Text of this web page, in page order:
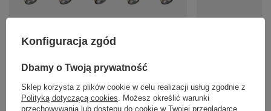
Lampa sufitowa ZOOM 5 Sigma 33600
Konfiguracja zgód
Dbamy o Twoją prywatność
Sklep korzysta z plików cookie w celu realizacji usług zgodnie z
Polityką dotyczącą cookies . Możesz określić warunki
przechowywania lub dostępu do cookie w Twojej przeglądarce.